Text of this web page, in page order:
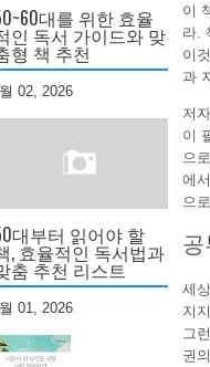
대를 위한 효율
인 독서 가이드와 맞
형 책 추천
02, 2026
대부터 읽어야 할
, 효율적인 독서법과
춤 추천 리스트
01, 2026
이
라.
이
과
저
이
으
에
으
공
세
지
그
권